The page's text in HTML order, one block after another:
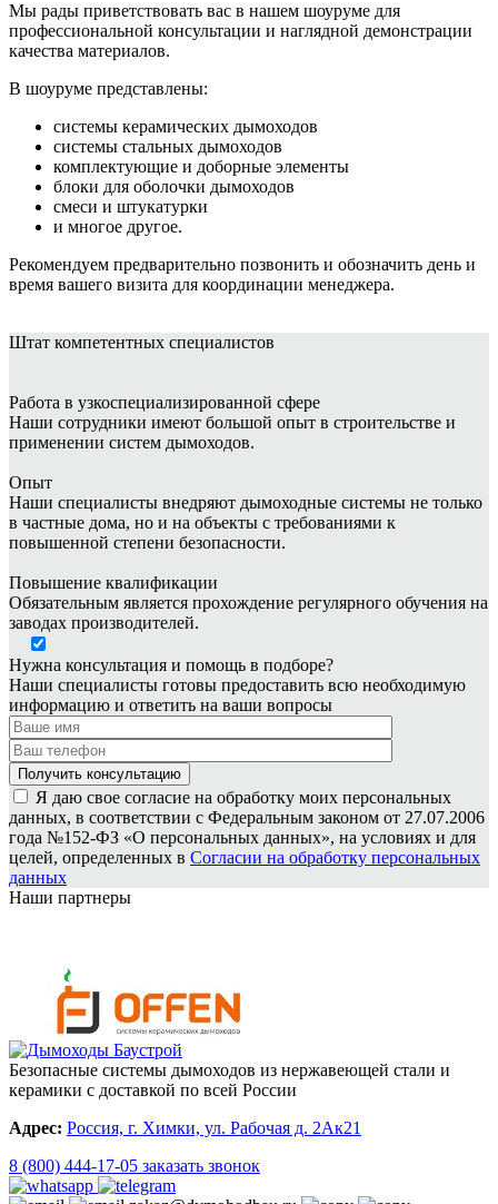
Мы рады приветствовать вас в нашем шоуруме для
профессиональной консультации и наглядной демонстрации
качества материалов.
В шоуруме представлены:
системы керамических дымоходов
системы стальных дымоходов
комплектующие и доборные элементы
блоки для оболочки дымоходов
смеси и штукатурки
и многое другое.
Рекомендуем предварительно позвонить и обозначить день и
время вашего визита для координации менеджера.
Штат компетентных специалистов
Работа в узкоспециализированной сфере
Наши сотрудники имеют большой опыт в строительстве и
применении систем дымоходов.
Опыт
Наши специалисты внедряют дымоходные системы не только
в частные дома, но и на объекты с требованиями к
повышенной степени безопасности.
Повышение квалификации
Обязательным является прохождение регулярного обучения на
заводах производителей.
Нужна консультация и помощь в подборе?
Наши специалисты готовы предоставить всю необходимую
информацию и ответить на ваши вопросы
Я даю свое согласие на обработку моих персональных
данных, в соответствии с Федеральным законом от 27.07.2006
года №152-ФЗ «О персональных данных», на условиях и для
целей, определенных в Согласии на обработку персональных
данных
Наши партнеры
Безопасные системы дымоходов из нержавеющей стали и
керамики с доставкой по всей России
Адрес: Россия, г. Химки, ул. Рабочая д. 2Ак21
8 (800) 444-17-05 заказать звонок